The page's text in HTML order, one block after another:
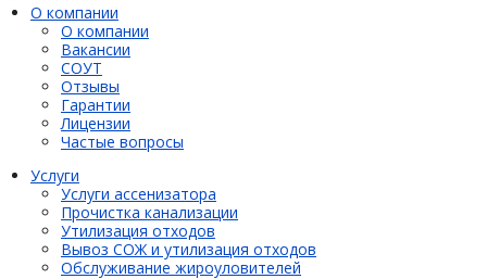
О компании
О компании
Вакансии
СОУТ
Отзывы
Гарантии
Лицензии
Частые вопросы
Услуги
Услуги ассенизатора
Прочистка канализации
Утилизация отходов
Вывоз СОЖ и утилизация отходов
Обслуживание жироуловителей